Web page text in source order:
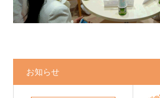
お知らせ